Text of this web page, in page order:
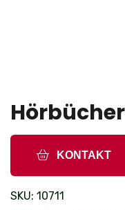
Hörbücher
KONTAKT
SKU: 10711